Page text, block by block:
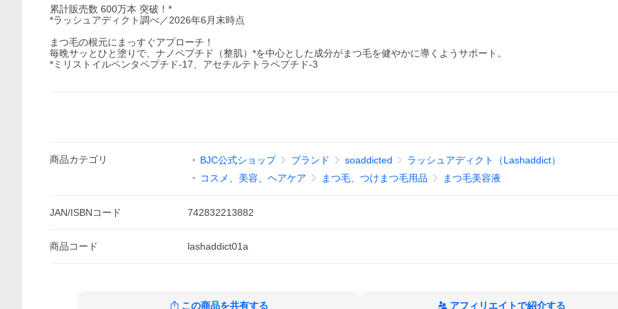
累計販売数 600万本 突破！*
*ラッシュアディクト調べ／2026年6月末時点
まつ毛の根元にまっすぐアプローチ！
毎晩サッとひと塗りで、ナノペプチド（整肌）*を中心とした成分がまつ毛を健やかに導くようサポート。
*ミリストイルペンタペプチド-17、アセチルテトラペプチド-3
商品カテゴリ BJC公式ショップ ブランド soaddicted
ラッシュアディクト（Lashaddict）
コスメ、美容、ヘアケア
まつ毛、つけまつ毛用品 まつ毛美容液
JAN/ISBNコード 742832213882
商品コード lashaddict01a
この商品を共有する アフィリエイトで紹介する